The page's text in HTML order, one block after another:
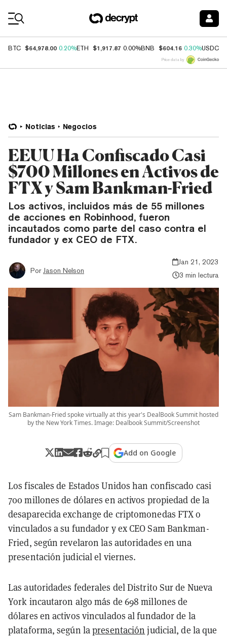
BTC $64,978.00 0.20%ETH $1,917.87 0.00%BNB $604.16 0.30%USDC
Price data by
Noticias Negocios
EEUU Ha Confiscado Casi
$700 Millones en Activos de
FTX y Sam Bankman-Fried
Los activos, incluidos más de 55 millones
de acciones en Robinhood, fueron
incautados como parte del caso contra el
fundador y ex CEO de FTX.
Por Jason Nelson
Jan 21, 2023
3 min lectura
Sam Bankman-Fried spoke virtually at this year's DealBook Summit hosted
by the New York Times. Image: Dealbook Summit/Screenshot
Add on Google
Los fiscales de Estados Unidos han confiscado casi
700 millones de dólares en activos propiedad de la
desaparecida exchange de criptomonedas FTX o
vinculados a su fundador y ex CEO Sam Bankman-
Fried, según revelaron las autoridades en una
presentación judicial el viernes.
Las autoridades federales del Distrito Sur de Nueva
York incautaron algo más de 698 millones de
dólares en activos vinculados al fundador de la
plataforma, según lapresentación judicial, de la que